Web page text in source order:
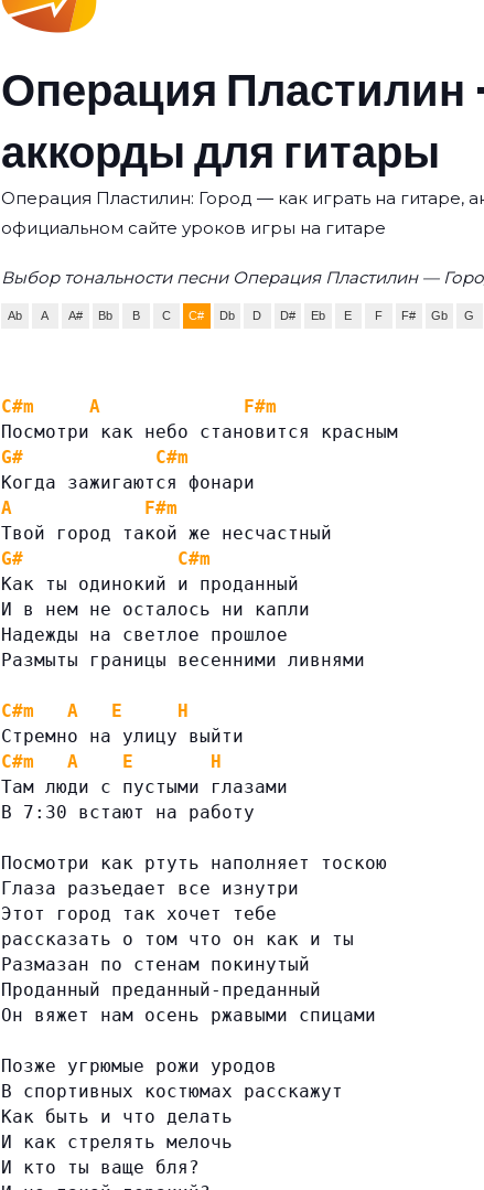
Операция Пластилин
аккорды для гитары
Операция Пластилин: Город — как играть на гитаре,
официальном сайте уроков игры на гитаре
Выбор тональности песни Операция Пластилин —
Ab A A# Bb B C C# Db D D# Eb E F F# Gb G
C#m A
F#m
Посмотри как небо становится красным
G#
C#m
Когда зажигаются фонари
A
F#m
Твой город такой же несчастный
G#
C#m
Как ты одинокий и проданный
И в нем не осталось ни капли
Надежды на светлое прошлое
Размыты границы весенними ливнями
C#m A E
H
Стремно на улицу выйти
C#m
A E
H
Там люди с пустыми глазами
В 7:30 встают на работу
Посмотри как ртуть наполняет тоскою
Глаза разъедает все изнутри
Этот город так хочет тебе
рассказать о том что он как и ты
Размазан по стенам покинутый
Проданный преданный-преданный
Он вяжет нам осень ржавыми спицами
Позже угрюмые рожи уродов
В спортивных костюмах расскажут
Как быть и что делать
И как стрелять мелочь
И кто ты ваще бля?